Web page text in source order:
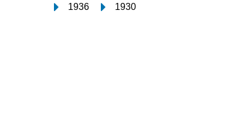
1936 1930